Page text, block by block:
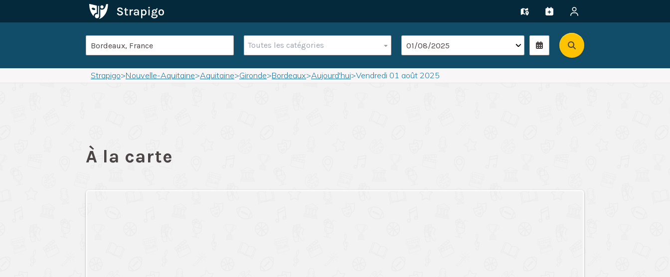
Toutes les catégories
Strapigo>Nouvelle-Aquitaine>Aquitaine>Gironde>Bordeaux>Aujourd'hui>Vendredi 01 août 2025
À la carte